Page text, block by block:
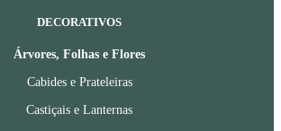
DECORATIVOS
Árvores, Folhas e Flores
Cabides e Prateleiras
Castiçais e Lanternas